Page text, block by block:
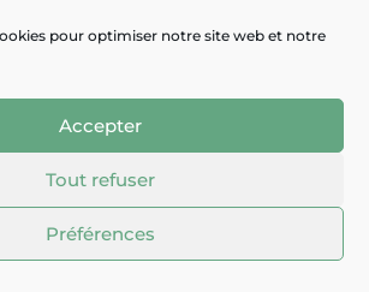
pour optimiser notre site web et notre
Accepter
Tout refuser
Préférences